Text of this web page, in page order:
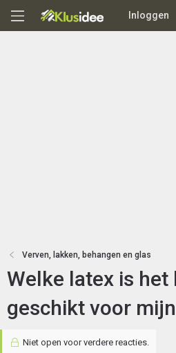
Inloggen
Verven, lakken, behangen en glas
Welke latex is het
geschikt voor
Niet open voor verdere reacties.